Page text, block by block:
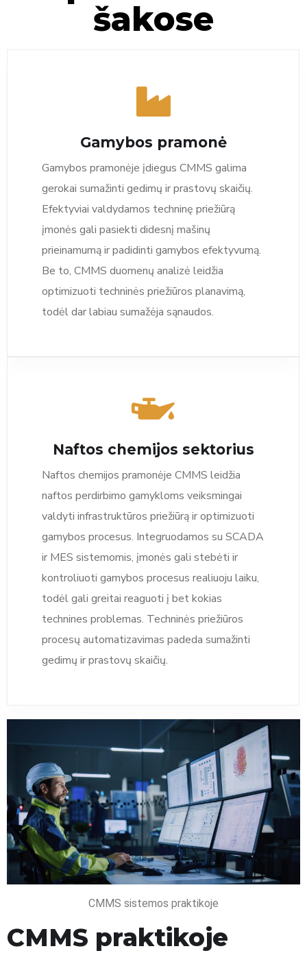
šakose
Gamybos pramonė
Gamybos pramonėje įdiegus CMMS galima
gerokai sumažinti gedimų ir prastovų skaičių.
Efektyviai valdydamos techninę priežiūrą
įmonės gali pasiekti didesnį mašinų
prieinamumą ir padidinti gamybos efektyvumą.
Be to, CMMS duomenų analizė leidžia
optimizuoti techninės priežiūros planavimą,
todėl dar labiau sumažėja sąnaudos.
Naftos chemijos sektorius
Naftos chemijos pramonėje CMMS leidžia
naftos perdirbimo gamykloms veiksmingai
valdyti infrastruktūros priežiūrą ir optimizuoti
gamybos procesus. Integruodamos su SCADA
ir MES sistemomis, įmonės gali stebėti ir
kontroliuoti gamybos procesus realiuoju laiku,
todėl gali greitai reaguoti į bet kokias
technines problemas. Techninės priežiūros
procesų automatizavimas padeda sumažinti
gedimų ir prastovų skaičių.
CMMS sistemos praktikoje
CMMS praktikoje